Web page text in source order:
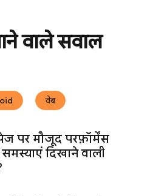
वाले सवाल
वेब
पर मौजूद परफ़ॉर्मेंस
दिखाने वाली